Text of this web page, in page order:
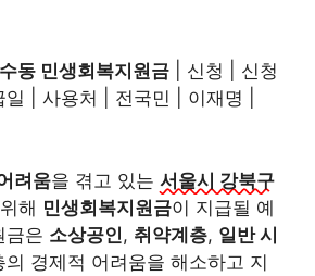
동 민생회복지원금 | 신청 | 신청
| 사용처 | 전국민 | 이재명 |
려움을 겪고 있는 서울시 강북구
해 민생회복지원금이 지급될 예
금은 소상공인, 취약계층, 일반 시
의 경제적 어려움을 해소하고 지